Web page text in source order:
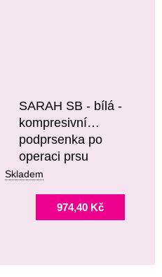
SARAH SB - bílá -
kompresivní
podprsenka po
operaci prsu
Skladem
974,40 Kč